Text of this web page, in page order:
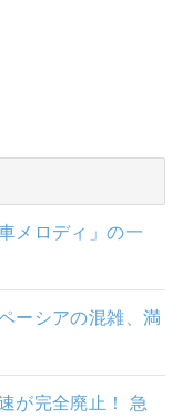
メロディ」の一
ーシアの混雑、満
が完全廃止！ 急